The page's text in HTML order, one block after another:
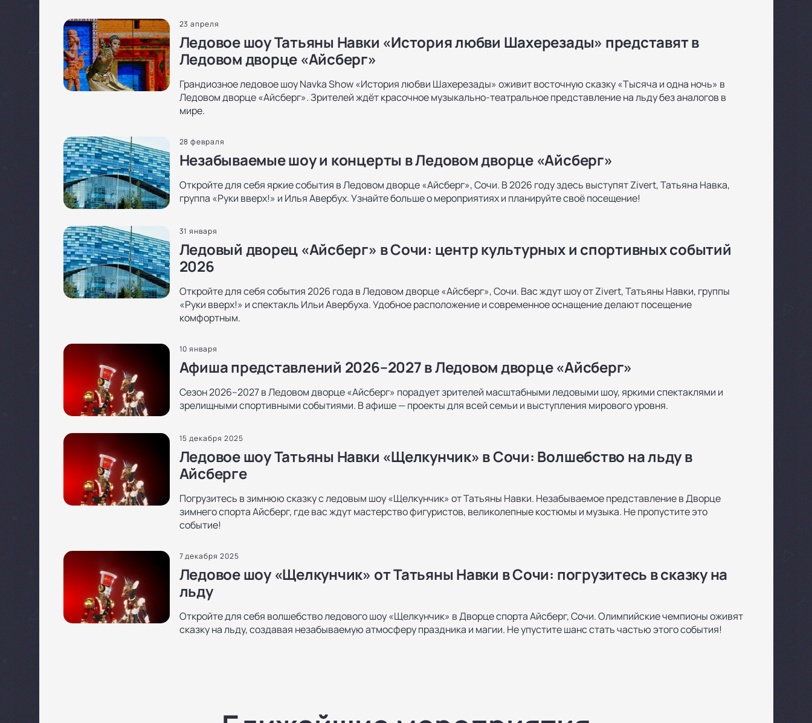
23 апреля
Ледовое шоу Татьяны Навки «История любви Шахерезады» представят в
Ледовом дворце «Айсберг»
Грандиозное ледовое шоу Navka Show «История любви Шахерезады» оживит восточную сказку «Тысяча и одна ночь» в
Ледовом дворце «Айсберг». Зрителей ждёт красочное музыкально-театральное представление на льду без аналогов в
мире.
28 февраля
Незабываемые шоу и концерты в Ледовом дворце «Айсберг»
Откройте для себя яркие события в Ледовом дворце «Айсберг», Сочи. В 2026 году здесь выступят Zivert, Татьяна Навка,
группа «Руки вверх!» и Илья Авербух. Узнайте больше о мероприятиях и планируйте своё посещение!
31 января
Ледовый дворец «Айсберг» в Сочи: центр культурных и спортивных событий
2026
Откройте для себя события 2026 года в Ледовом дворце «Айсберг», Сочи. Вас ждут шоу от Zivert, Татьяны Навки, группы
«Руки вверх!» и спектакль Ильи Авербуха. Удобное расположение и современное оснащение делают посещение
комфортным.
10 января
Афиша представлений 2026–2027 в Ледовом дворце «Айсберг»
Сезон 2026–2027 в Ледовом дворце «Айсберг» порадует зрителей масштабными ледовыми шоу, яркими спектаклями и
зрелищными спортивными событиями. В афише — проекты для всей семьи и выступления мирового уровня.
15 декабря 2025
Ледовое шоу Татьяны Навки «Щелкунчик» в Сочи: Волшебство на льду в
Айсберге
Погрузитесь в зимнюю сказку с ледовым шоу «Щелкунчик» от Татьяны Навки. Незабываемое представление в Дворце
зимнего спорта Айсберг, где вас ждут мастерство фигуристов, великолепные костюмы и музыка. Не пропустите это
событие!
7 декабря 2025
Ледовое шоу «Щелкунчик» от Татьяны Навки в Сочи: погрузитесь в сказку на
льду
Откройте для себя волшебство ледового шоу «Щелкунчик» в Дворце спорта Айсберг, Сочи. Олимпийские чемпионы оживят
сказку на льду, создавая незабываемую атмосферу праздника и магии. Не упустите шанс стать частью этого события!